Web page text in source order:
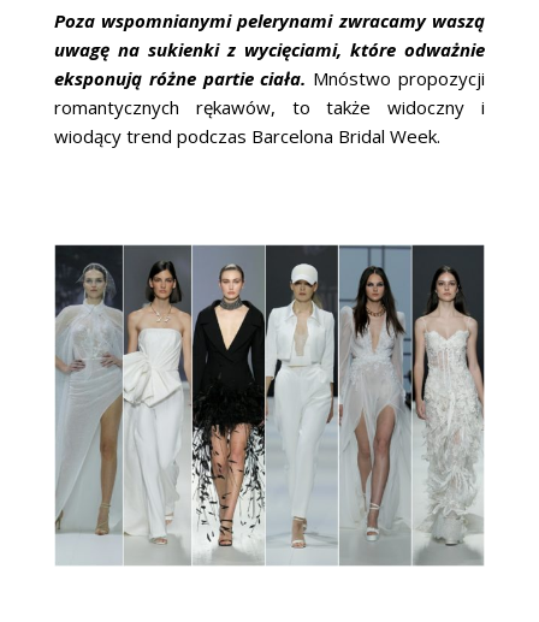
Poza wspomnianymi pelerynami zwracamy waszą
uwagę na sukienki z wycięciami, które odważnie
eksponują różne partie ciała. Mnóstwo propozycji
romantycznych rękawów, to także widoczny i
wiodący trend podczas Barcelona Bridal Week.